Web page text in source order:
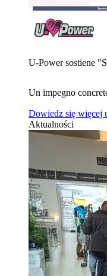
U‑Power sostiene
Un impegno
Dowiedz się więcej
Aktualności